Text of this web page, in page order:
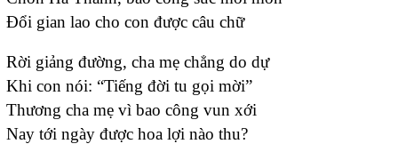
Đổi gian lao cho con được câu chữ
Rời giảng đường, cha mẹ chẳng do dự
Khi con nói: “Tiếng đời tu gọi mời”
Thương cha mẹ vì bao công vun xới
Nay tới ngày được hoa lợi nào thu?